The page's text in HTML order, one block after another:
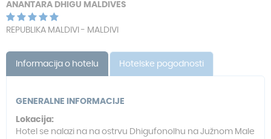
ANANTARA DHIGU MALDIVES
REPUBLIKA MALDIVI - MALDIVI
Informacija o hotelu Hotelske pogodnosti
GENERALNE INFORMACIJE
Lokacija:
Hotel se nalazi na na ostrvu Dhigufonolhu na Južnom Male